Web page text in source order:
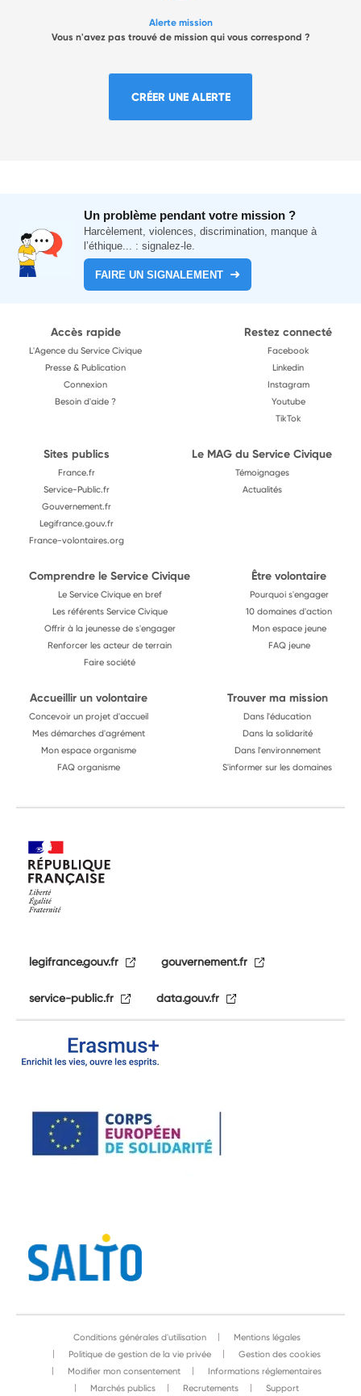
Alerte mission
Vous n'avez pas trouvé de mission qui vous correspond ?
CRÉER UNE ALERTE
Un problème pendant votre mission ?
Harcèlement, violences, discrimination, manque à
l’éthique... : signalez-le.
FAIRE UN SIGNALEMENT
Accès rapide
L'Agence du Service Civique
Presse & Publication
Connexion
Besoin d'aide ?
Restez connecté
Facebook
Linkedin
Instagram
Youtube
TikTok
Sites publics
France.fr
Service-Public.fr
Gouvernement.fr
Legifrance.gouv.fr
France-volontaires.org
Le MAG du Service Civique
Témoignages
Actualités
Comprendre le Service Civique
Le Service Civique en bref
Les référents Service Civique
Offrir à la jeunesse de s'engager
Renforcer les acteur de terrain
Faire société
Être volontaire
Pourquoi s'engager
10 domaines d'action
Mon espace jeune
FAQ jeune
Accueillir un volontaire
Concevoir un projet d'accueil
Mes démarches d'agrément
Mon espace organisme
FAQ organisme
Trouver ma mission
Dans l'éducation
Dans la solidarité
Dans l'environnement
S'informer sur les domaines
legifrance.gouv.fr gouvernement.fr
service-public.fr data.gouv.fr
Conditions générales d'utilisation
Mentions légales
Politique de gestion de la vie privée
Gestion des cookies
Modifier mon consentement
Informations réglementaires
Marchés publics
Recrutements Support